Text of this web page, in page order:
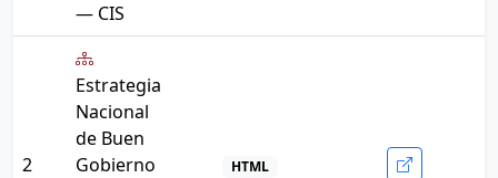
— CIS
2
Estrategia
Nacional
de Buen
Gobierno
HTML